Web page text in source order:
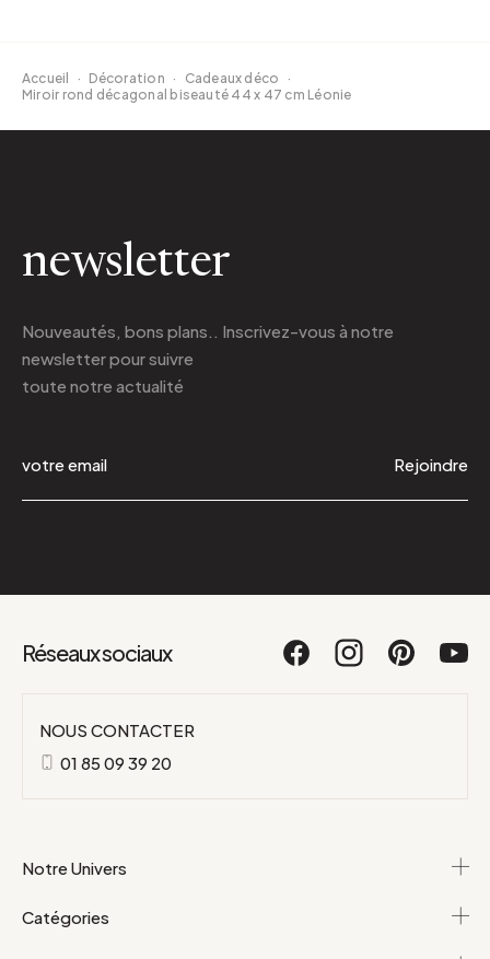
Accueil · Décoration · Cadeaux déco
·
Miroir rond décagonal biseauté 44 x 47 cm Léonie
newsletter
Nouveautés, bons plans.. Inscrivez-vous à notre
newsletterpour suivre
toute notre actualité
Rejoindre
Réseaux sociaux
NOUS CONTACTER
01 85 09 39 20
Notre Univers
Catégories